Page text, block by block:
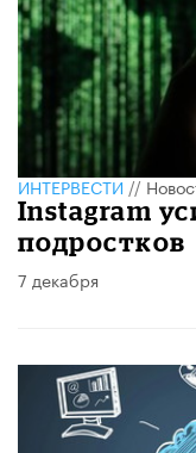
ИНТЕРВЕСТИ//
Instagram
подростков
7 декабря